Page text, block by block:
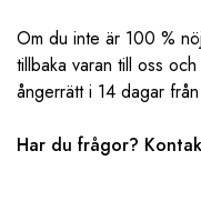
Om du inte är 100 %
tillbaka varan till oss
ångerrätt i 14 dagar
Har du frågor? ‌‌